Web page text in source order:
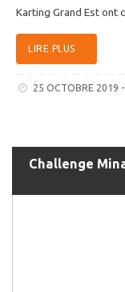
Karting Grand Est ont
LIRE PLUS
25 OCTOBRE 2019
Challenge